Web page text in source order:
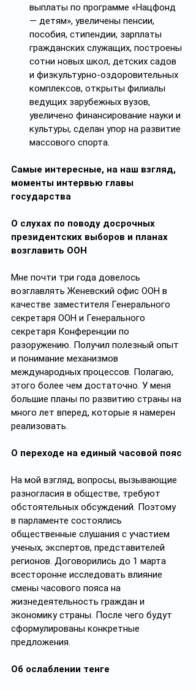
выплаты по программе «Нацфонд
— детям», увеличены пенсии,
пособия, стипендии, зарплаты
гражданских служащих, построены
сотни новых школ, детских садов
и физкультурно-оздоровительных
комплексов, открыты филиалы
ведущих зарубежных вузов,
увеличено финансирование науки и
культуры, сделан упор на развитие
массового спорта.
Самые интересные, на наш взгляд,
моменты интервью главы
государства
О слухах по поводу досрочных
президентских выборов и планах
возглавить ООН
Мне почти три года довелось
возглавлять Женевский офис ООН в
качестве заместителя Генерального
секретаря ООН и Генерального
секретаря Конференции по
разоружению. Получил полезный опыт
и понимание механизмов
международных процессов. Полагаю,
этого более чем достаточно. У меня
большие планы по развитию страны на
много лет вперед, которые я намерен
реализовать.
О переходе на единый часовой пояс
На мой взгляд, вопросы, вызывающие
разногласия в обществе, требуют
обстоятельных обсуждений. Поэтому
в парламенте состоялись
общественные слушания с участием
ученых, экспертов, представителей
регионов. Договорились до 1 марта
всесторонне исследовать влияние
смены часового пояса на
жизнедеятельность граждан и
экономику страны. После чего будут
сформулированы конкретные
предложения.
Об ослаблении тенге